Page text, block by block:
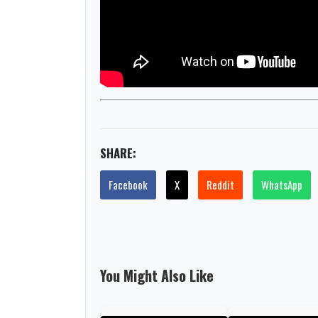
SHARE:
Facebook X Reddit WhatsApp
You Might Also Like